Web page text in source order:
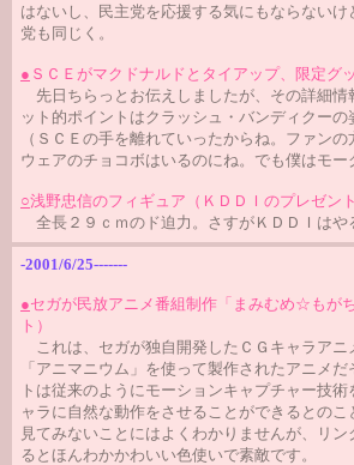
はないし、民主党を応援する気にもならないけ
党も同じく。
● ＳＣＥがマクドナルドとタイアップ、限定グ
先日ちらっとお伝えしましたが、その詳細情
ット的ポイントはクラッシュ・バンディクーの
（ＳＣＥの手を離れていったからね。ファン
ウェアのチョコボはいるのにね。でも僕はモー
○浅野忠信のフィギュア（ＫＤＤＩのプレゼン
全長２９ｃｍのド迫力。さすがＫＤＤＩはや
-2001/6/25-------
●セガが民放アニメ番組制作「まみむめ☆もが
ト）
これは、セガが独自開発したＣＧキャラアニ
「アニマニウム」を使って製作されたアニメ
トは従来のようにモーションキャプチャー技
ャラに自然な動作をさせることができるとのこ
見てみないことにはよくわかりませんが、リン
るとほんわかかわいい色使いで素敵です。